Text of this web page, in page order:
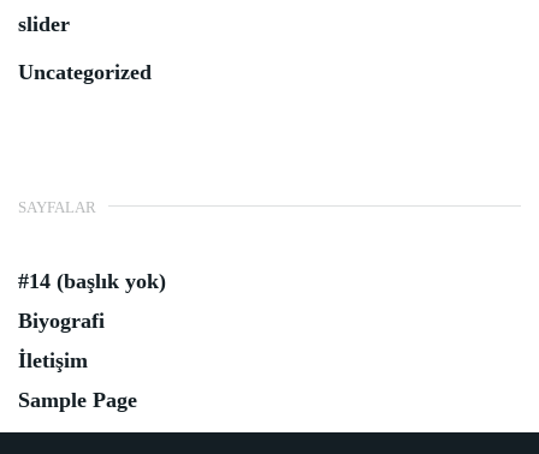
slider
Uncategorized
SAYFALAR
#14 (başlık yok)
Biyografi
İletişim
Sample Page